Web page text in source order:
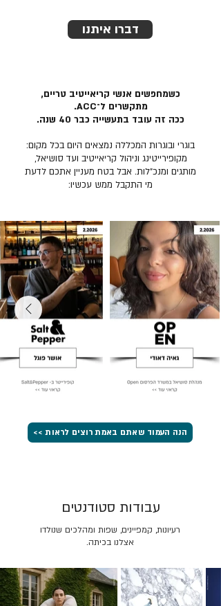
דברו איתנו
כשמחפשים אנשי קריאייטיב טריים,
מתקשרים ל־ACC.
ככה זה עובד בתעשייה כבר 40 שנה.
בוגרי ובוגרות המכללה נמצאים היום בכל מקום:
מקופירייטינג וניהול קריאייטיב ועד סושיאל,
מותגים ומנכ״לות. אבל בטח מעניין אתכם לדעת
מי התקבל ממש עכשיו:
הנה העמוד שאתם באמת רוצים לראות >>
רעיונות, קמפיינים, שפות ומהלכים שנולדו
אצלנו בכיתה.
עבודות סטודנטים